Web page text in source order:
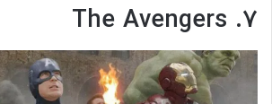
۷. The Avengers